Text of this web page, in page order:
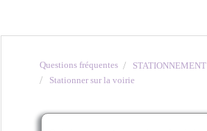
Questions fréquentes
STATIONNEMENT
Stationner sur la voirie